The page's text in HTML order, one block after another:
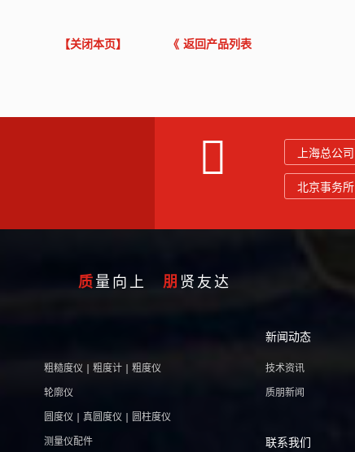
【关闭本页】 《 返回产品列表
上海总公司
北京事务所
质量向上 朋 贤友达
粗糙度仪 | 粗度计 | 粗度仪
轮廓仪
圆度仪 | 真圆度仪 | 圆柱度仪
测量仪配件
新闻动态
技术资讯
质朋新闻
联系我们